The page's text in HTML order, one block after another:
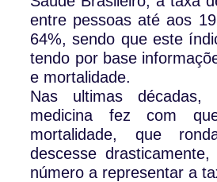
entre pessoas até aos
64%, sendo que este
tendo por base
e mortalidade.
Nas ultimas
medicina fez com
mortalidade, que
descesse
número a representar a